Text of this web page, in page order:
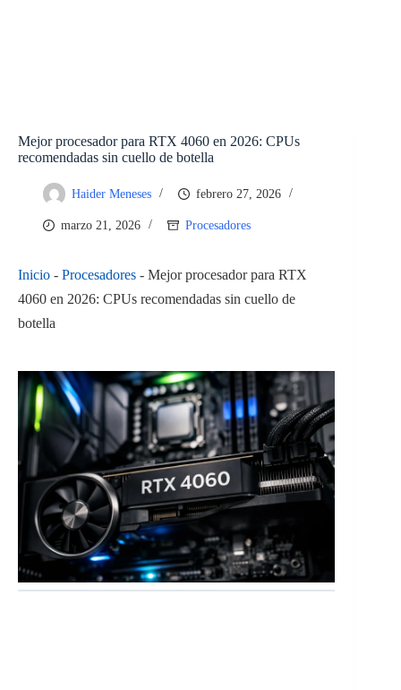
Mejor procesador para RTX 4060 en 2026: CPUs
recomendadas sin cuello de botella
Haider Meneses febrero 27, 2026
marzo 21, 2026 Procesadores
Inicio - Procesadores - Mejor procesador para RTX
4060 en 2026: CPUs recomendadas sin cuello de
botella